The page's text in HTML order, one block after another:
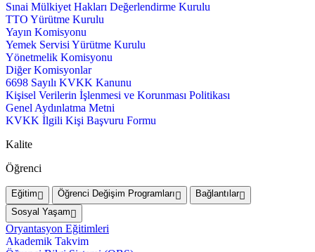
Sınai Mülkiyet Hakları Değerlendirme Kurulu
TTO Yürütme Kurulu
Yayın Komisyonu
Yemek Servisi Yürütme Kurulu
Yönetmelik Komisyonu
Diğer Komisyonlar
6698 Sayılı KVKK Kanunu
Kişisel Verilerin İşlenmesi ve Korunması Politikası
Genel Aydınlatma Metni
KVKK İlgili Kişi Başvuru Formu
Kalite
Öğrenci
Eğitim Öğrenci Değişim Programları
Bağlantılar
Sosyal Yaşam
Oryantasyon Eğitimleri
Akademik Takvim